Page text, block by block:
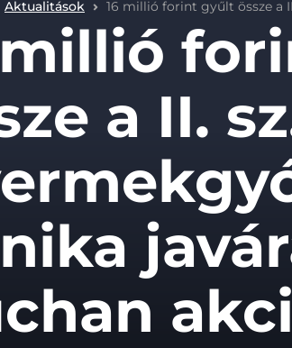
Aktualitások 16 millió forint gyűlt össze a
millió
a II.